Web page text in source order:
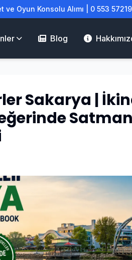
Oyun Konsolu Alımı | 0 553
Blog
Sakarya |